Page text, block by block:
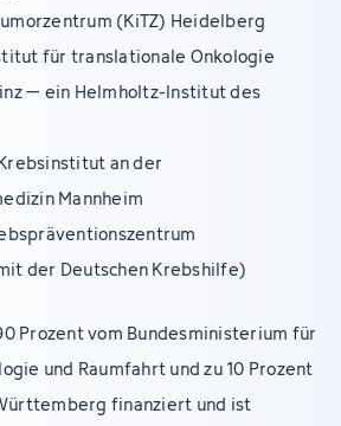
(KiTZ) Heidelberg
für translationale Onkologie
– ein Helmholtz-Institut des
an der
Mannheim
der Deutschen Krebshilfe)
Prozent vom Bundesministerium für
und Raumfahrt und zu 10 Prozent
finanziert und ist